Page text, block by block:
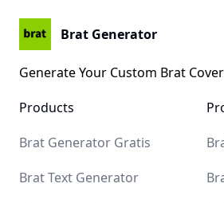
Brat Generator
Generate Your Custom Brat Cover
Products
Brat Generator Gratis
Brat Text Generator